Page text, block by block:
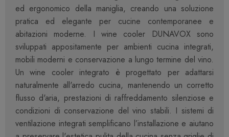
ed ergonomico della maniglia, creando una soluzione
pratica ed elegante per cucine contemporanee e
abitazioni moderne. I wine cooler DUNAVOX sono
sviluppati appositamente per ambienti cucina integrati,
mobili moderni e conservazione a lungo termine del vino.
Un wine cooler integrato è progettato per adattarsi
naturalmente all'arredo cucina, mantenendo un corretto
flusso d'aria, prestazioni di raffreddamento silenziose e
condizioni di conservazione del vino stabili. I sistemi di
ventilazione integrati semplificano l’installazione e aiutano